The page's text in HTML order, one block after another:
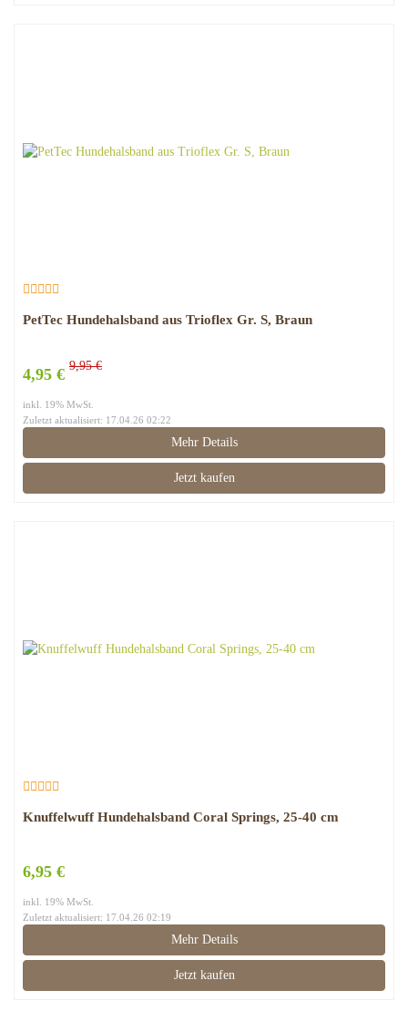
PetTec Hundehalsband aus Trioflex Gr. S, Braun
4,95 € 9,95 €
inkl. 19% MwSt.
Zuletzt aktualisiert: 17.04.26 02:22
Mehr Details
Jetzt kaufen
Knuffelwuff Hundehalsband Coral Springs, 25-40 cm
6,95 €
inkl. 19% MwSt.
Zuletzt aktualisiert: 17.04.26 02:19
Mehr Details
Jetzt kaufen